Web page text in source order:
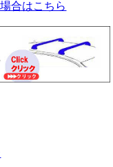
合はこちら